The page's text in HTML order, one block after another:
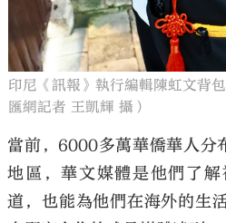
印尼《訊報》執行編輯陳虹文背
匯網記者 王凱輝 攝）
當前，6000多萬華僑華人分
地區，華文媒體是他們了
道，也能為他們在海外的生